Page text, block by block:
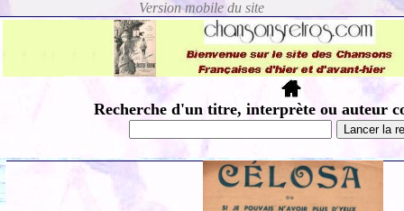
Recherche d'un titre, interprète ou auteur